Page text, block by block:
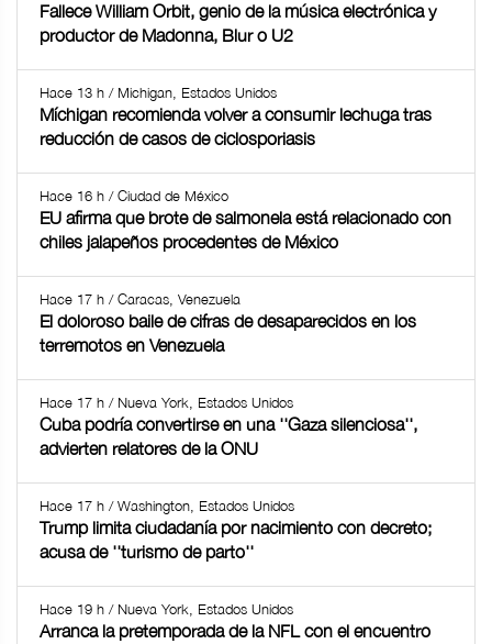
Fallece William Orbit, genio de la música electrónica y
productor de Madonna, Blur o U2
Hace 13 h / Michigan, Estados Unidos
Míchigan recomienda volver a consumir lechuga tras
reducción de casos de ciclosporiasis
Hace 16 h / Ciudad de México
EU afirma que brote de salmonela está relacionado con
chiles jalapeños procedentes de México
Hace 17 h / Caracas, Venezuela
El doloroso baile de cifras de desaparecidos en los
terremotos en Venezuela
Hace 17 h / Nueva York, Estados Unidos
Cuba podría convertirse en una ''Gaza silenciosa'',
advierten relatores de la ONU
Hace 17 h / Washington, Estados Unidos
Trump limita ciudadanía por nacimiento con decreto;
acusa de ''turismo de parto''
Hace 19 h / Nueva York, Estados Unidos
Arranca la pretemporada de la NFL con el encuentro